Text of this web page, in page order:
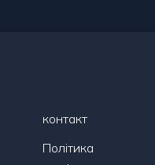
контакт
Політика